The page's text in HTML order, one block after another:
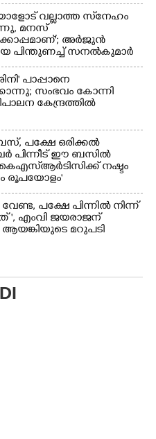
വല്ലാത്ത സ്‌നേഹം
മനസ്
അർജുൻ
പിന്തുണച്ച് സനൽകുമാർ
പാപ്പാനെ
സംഭവം കോന്നി
കേന്ദ്രത്തിൽ
പക്ഷേ ഒരിക്കൽ
പിന്നീട് ഈ ബസിൽ
കെഎസ്ആർടിസിക്ക് നഷ്ടം
രൂപയോളം'
പക്ഷേ പിന്നിൽ നിന്ന്
എംവി ജയരാജന്
മറുപടി